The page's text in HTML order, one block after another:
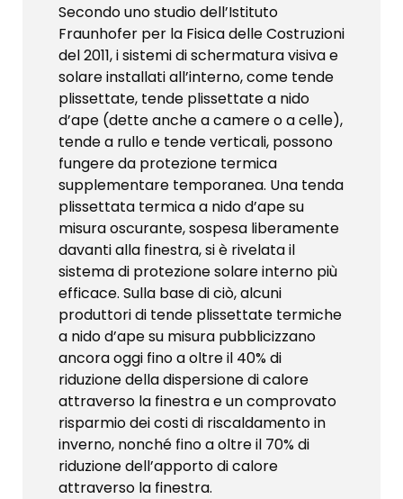
Secondo uno studio dell’Istituto
Fraunhofer per la Fisica delle Costruzioni
del 2011, i sistemi di schermatura visiva e
solare installati all’interno, come tende
plissettate, tende plissettate a nido
d’ape (dette anche a camere o a celle),
tende a rullo e tende verticali, possono
fungere da protezione termica
supplementare temporanea. Una tenda
plissettata termica a nido d’ape su
misura oscurante, sospesa liberamente
davanti alla finestra, si è rivelata il
sistema di protezione solare interno più
efficace. Sulla base di ciò, alcuni
produttori di tende plissettate termiche
a nido d’ape su misura pubblicizzano
ancora oggi fino a oltre il 40% di
riduzione della dispersione di calore
attraverso la finestra e un comprovato
risparmio dei costi di riscaldamento in
inverno, nonché fino a oltre il 70% di
riduzione dell’apporto di calore
attraverso la finestra.